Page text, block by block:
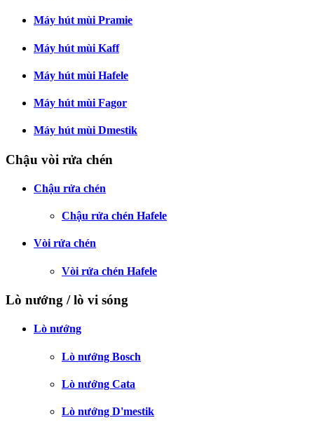
Máy hút mùi Pramie
Máy hút mùi Kaff
Máy hút mùi Hafele
Máy hút mùi Fagor
Máy hút mùi Dmestik
Chậu vòi rửa chén
Chậu rửa chén
Chậu rửa chén Hafele
Vòi rửa chén
Vòi rửa chén Hafele
Lò nướng / lò vi sóng
Lò nướng
Lò nướng Bosch
Lò nướng Cata
Lò nướng D'mestik